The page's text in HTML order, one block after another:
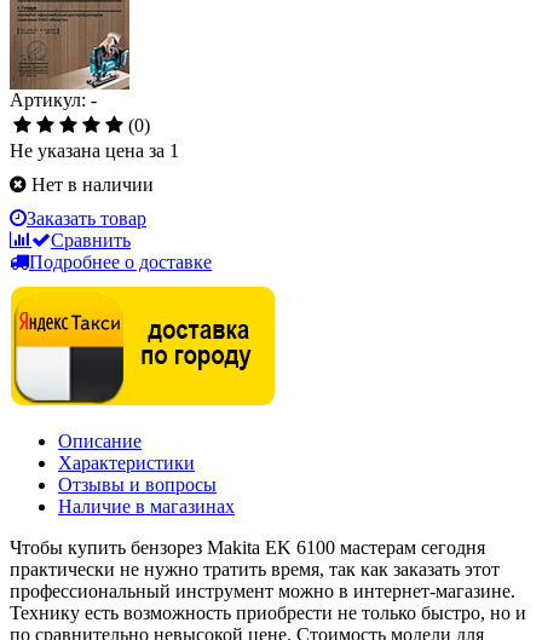
Артикул: -
(0)
Не указана цена за 1
Нет в наличии
Заказать товар
Сравнить
Подробнее о доставке
Описание
Характеристики
Отзывы и вопросы
Наличие в магазинах
Чтобы купить бензорез Makita EK 6100 мастерам сегодня
практически не нужно тратить время, так как заказать этот
профессиональный инструмент можно в интернет-магазине.
Технику есть возможность приобрести не только быстро, но и
по сравнительно невысокой цене. Стоимость модели для